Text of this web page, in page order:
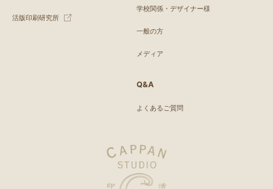
活版印刷研究所
学校関係・デザイナー様
一般の方
メディア
Q&A
よくあるご質問